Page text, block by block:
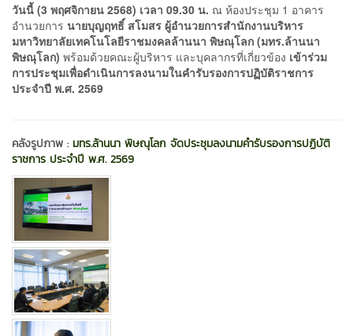
วันนี้ (3 พฤศจิกายน 2568) เวลา 09.30 น. ณ ห้องประชุม 1 อาคาร
อำนวยการ นายบุญฤทธิ์ สโมสร ผู้อำนวยการสำนักงานบริหาร
มหาวิทยาลัยเทคโนโลยีราชมงคลล้านนา พิษณุโลก (มทร.ล้านนา
พิษณุโลก) พร้อมด้วยคณะผู้บริหาร และบุคลากรที่เกี่ยวข้อง เข้าร่วม
การประชุมเพื่อดำเนินการลงนามในคำรับรองการปฏิบัติราชการ
ประจำปี พ.ศ. 2569
คลังรูปภาพ : มทร.ล้านนา พิษณุโลก จัดประชุมลงนามคำรับรองการปฏิบัติ
ราชการ ประจำปี พ.ศ. 2569